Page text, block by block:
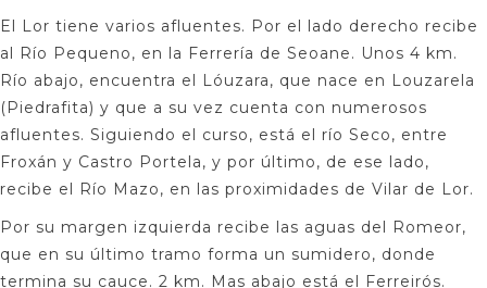
El Lor tiene varios afluentes. Por el lado derecho recibe
al Río Pequeno, en la Ferrería de Seoane. Unos 4 km.
Río abajo, encuentra el Lóuzara, que nace en Louzarela
(Piedrafita) y que a su vez cuenta con numerosos
afluentes. Siguiendo el curso, está el río Seco, entre
Froxán y Castro Portela, y por último, de ese lado,
recibe el Río Mazo, en las proximidades de Vilar de Lor.
Por su margen izquierda recibe las aguas del Romeor,
que en su último tramo forma un sumidero, donde
termina su cauce. 2 km. Mas abajo está el Ferreirós.